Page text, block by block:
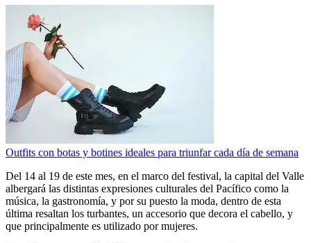
Outfits con botas y botines ideales para triunfar cada día de semana
Del 14 al 19 de este mes, en el marco del festival, la capital del Valle
albergará las distintas expresiones culturales del Pacífico como la
música, la gastronomía, y por su puesto la moda, dentro de esta
última resaltan los turbantes, un accesorio que decora el cabello, y
que principalmente es utilizado por mujeres.